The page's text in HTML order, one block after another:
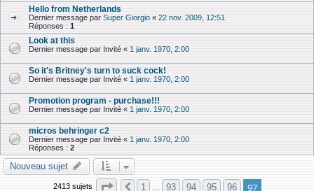
Hello from Netherlands
Dernier message par Super Giorgio « 22 nov. 2009, 12:51
Réponses : 1
Look at this
Dernier message par Invité « 1 janv. 1970, 2:00
So it's Britney's turn to suck cock!
Dernier message par Invité « 1 janv. 1970, 2:00
Promotion program - purchase!!!
Dernier message par Invité « 1 janv. 1970, 2:00
micros behringer c2
Dernier message par Invité « 1 janv. 1970, 2:00
Réponses : 2
Nouveau sujet
2413 sujets Page 97 97
Précédente
1 93 94 95 96 97